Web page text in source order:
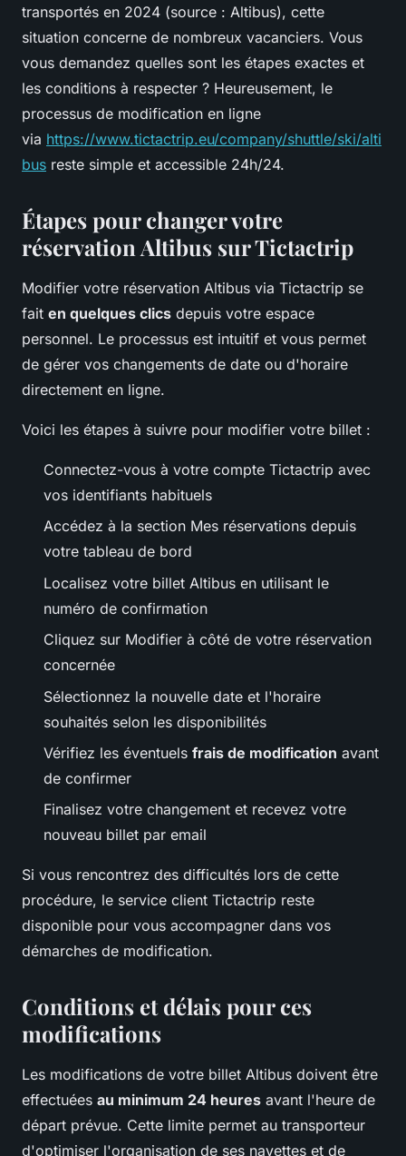
transportés en 2024 (source : Altibus), cette
situation concerne de nombreux vacanciers. Vous
vous demandez quelles sont les étapes exactes et
les conditions à respecter ? Heureusement, le
processus de modification en ligne
via https://www.tictactrip.eu/company/shuttle/ski/alti
bus reste simple et accessible 24h/24.
Étapes pour changer votre
réservation Altibus sur Tictactrip
Modifier votre réservation Altibus via Tictactrip se
fait en quelques clics depuis votre espace
personnel. Le processus est intuitif et vous permet
de gérer vos changements de date ou d'horaire
directement en ligne.
Voici les étapes à suivre pour modifier votre billet :
Connectez-vous à votre compte Tictactrip avec
vos identifiants habituels
Accédez à la section Mes réservations depuis
votre tableau de bord
Localisez votre billet Altibus en utilisant le
numéro de confirmation
Cliquez sur Modifier à côté de votre réservation
concernée
Sélectionnez la nouvelle date et l'horaire
souhaités selon les disponibilités
Vérifiez les éventuels frais de modification avant
de confirmer
Finalisez votre changement et recevez votre
nouveau billet par email
Si vous rencontrez des difficultés lors de cette
procédure, le service client Tictactrip reste
disponible pour vous accompagner dans vos
démarches de modification.
Conditions et délais pour ces
modifications
Les modifications de votre billet Altibus doivent être
effectuées au minimum 24 heures avant l'heure de
départ prévue. Cette limite permet au transporteur
d'optimiser l'organisation de ses navettes et de